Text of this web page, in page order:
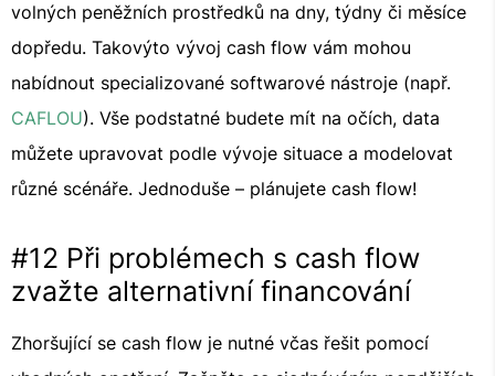
volných peněžních prostředků na dny, týdny či měsíce
dopředu. Takovýto vývoj cash flow vám mohou
nabídnout specializované softwarové nástroje (např.
CAFLOU). Vše podstatné budete mít na očích, data
můžete upravovat podle vývoje situace a modelovat
různé scénáře. Jednoduše – plánujete cash flow!
#12 Při problémech s cash flow
zvažte alternativní financování
Zhoršující se cash flow je nutné včas řešit pomocí